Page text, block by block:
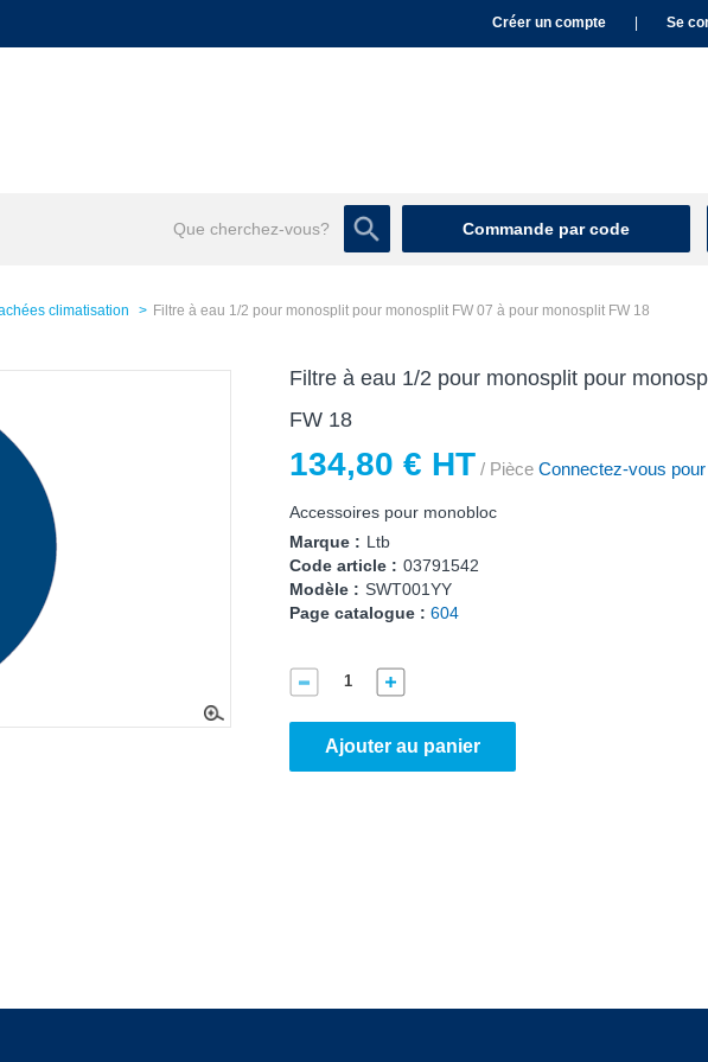
Créer un compte Se
Commande par code
climatisation Filtre à eau 1/2 pour monosplit pour monosplit FW 07 à pour monosplit FW 18
Filtre à eau 1/2 pour monosplit pour
FW 18
134,80 € HT / Pièce Connectez-vous
Accessoires pour monobloc
Marque : Ltb
Code article : 03791542
Modèle : SWT001YY
Page catalogue : 604
Ajouter au panier